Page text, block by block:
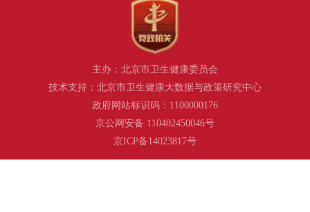
主办：北京市卫生健康委员会
技术支持：北京市卫生健康大数据与政策研究中心
政府网站标识码：1100000176
京公网安备 110402450046号
京ICP备14023817号